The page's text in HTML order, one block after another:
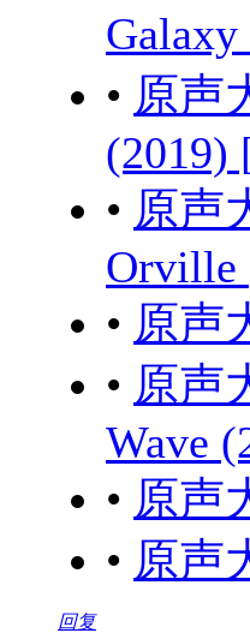
• 原声
(2019)
• 原声
Orville
• 原声
• 原声
Wave
• 原声
• 原声
回复